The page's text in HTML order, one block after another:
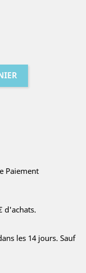
Paiement
d'achats.
les 14 jours. Sauf